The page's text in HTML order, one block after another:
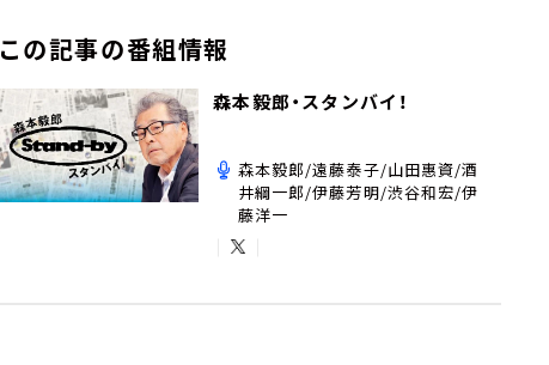
この記事の番組情報
森本毅郎・スタンバイ！
森本毅郎/遠藤泰子/山田惠資/酒
井綱一郎/伊藤芳明/渋谷和宏/伊
藤洋一